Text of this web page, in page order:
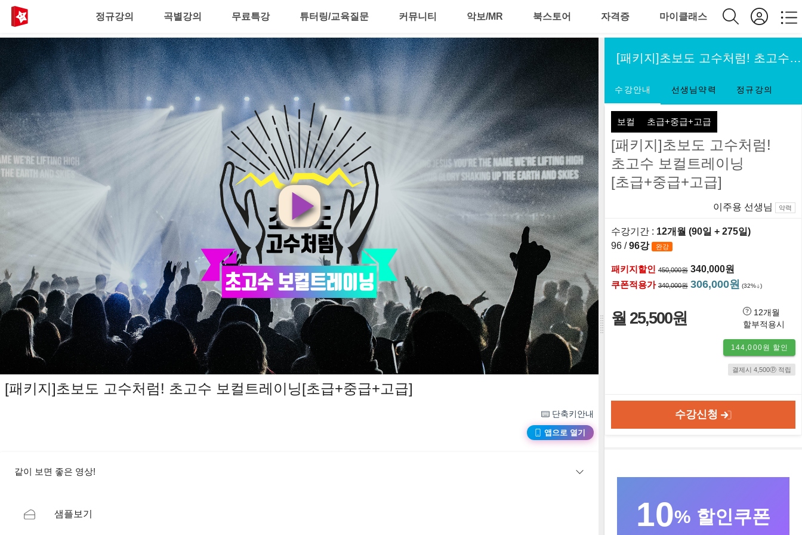
정규강의 곡별강의 무료특강 튜터링/교육질문 커뮤니티 악보/MR 북스토어 자격증 마이클래스
영
상
재
생
[패키지]초보도 고수처럼! 초고수 보컬트레이닝[초급+중급+고급]
단축키안내
앱으로 열기
같이 보면 좋은 영상!
샘플보기
[패키지]초보도 고수처럼! 초고수 보컬트레이닝[초급+중급+고급]
수강안내 선생님약력 정규강의
보컬 초급+중급+고급
[패키지]초보도 고수처럼!
초고수 보컬트레이닝
[초급+중급+고급]
이주용 선생님 약력
수강기간 : 12개월 (90일 + 275일)
96 /96강 완강
패키지할인 450,000원 340,000원
쿠폰적용가 340,000원 306,000원 (32% )
월 25,500원
12개월
할부적용시
144,000원 할인
결제시 4,500ⓟ 적립
수강신청
10% 할인쿠폰